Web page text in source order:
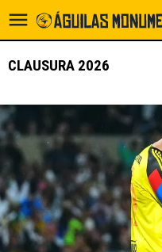
CLAUSURA 2026